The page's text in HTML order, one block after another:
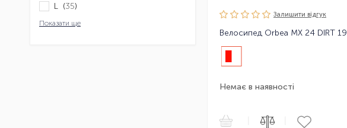
L (35)
Показати ще
Залишити вiдгук
Велосипед Orbea MX 24 DIRT 19
Немає в наявності